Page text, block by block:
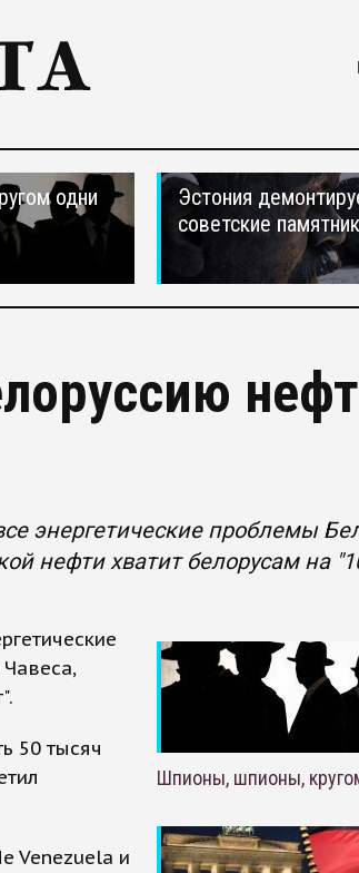
одни
Эстония
советские
энергетические проблемы
нефти хватит белорусам на
50 тысяч
Venezuela и
Шпионы, шпионы,